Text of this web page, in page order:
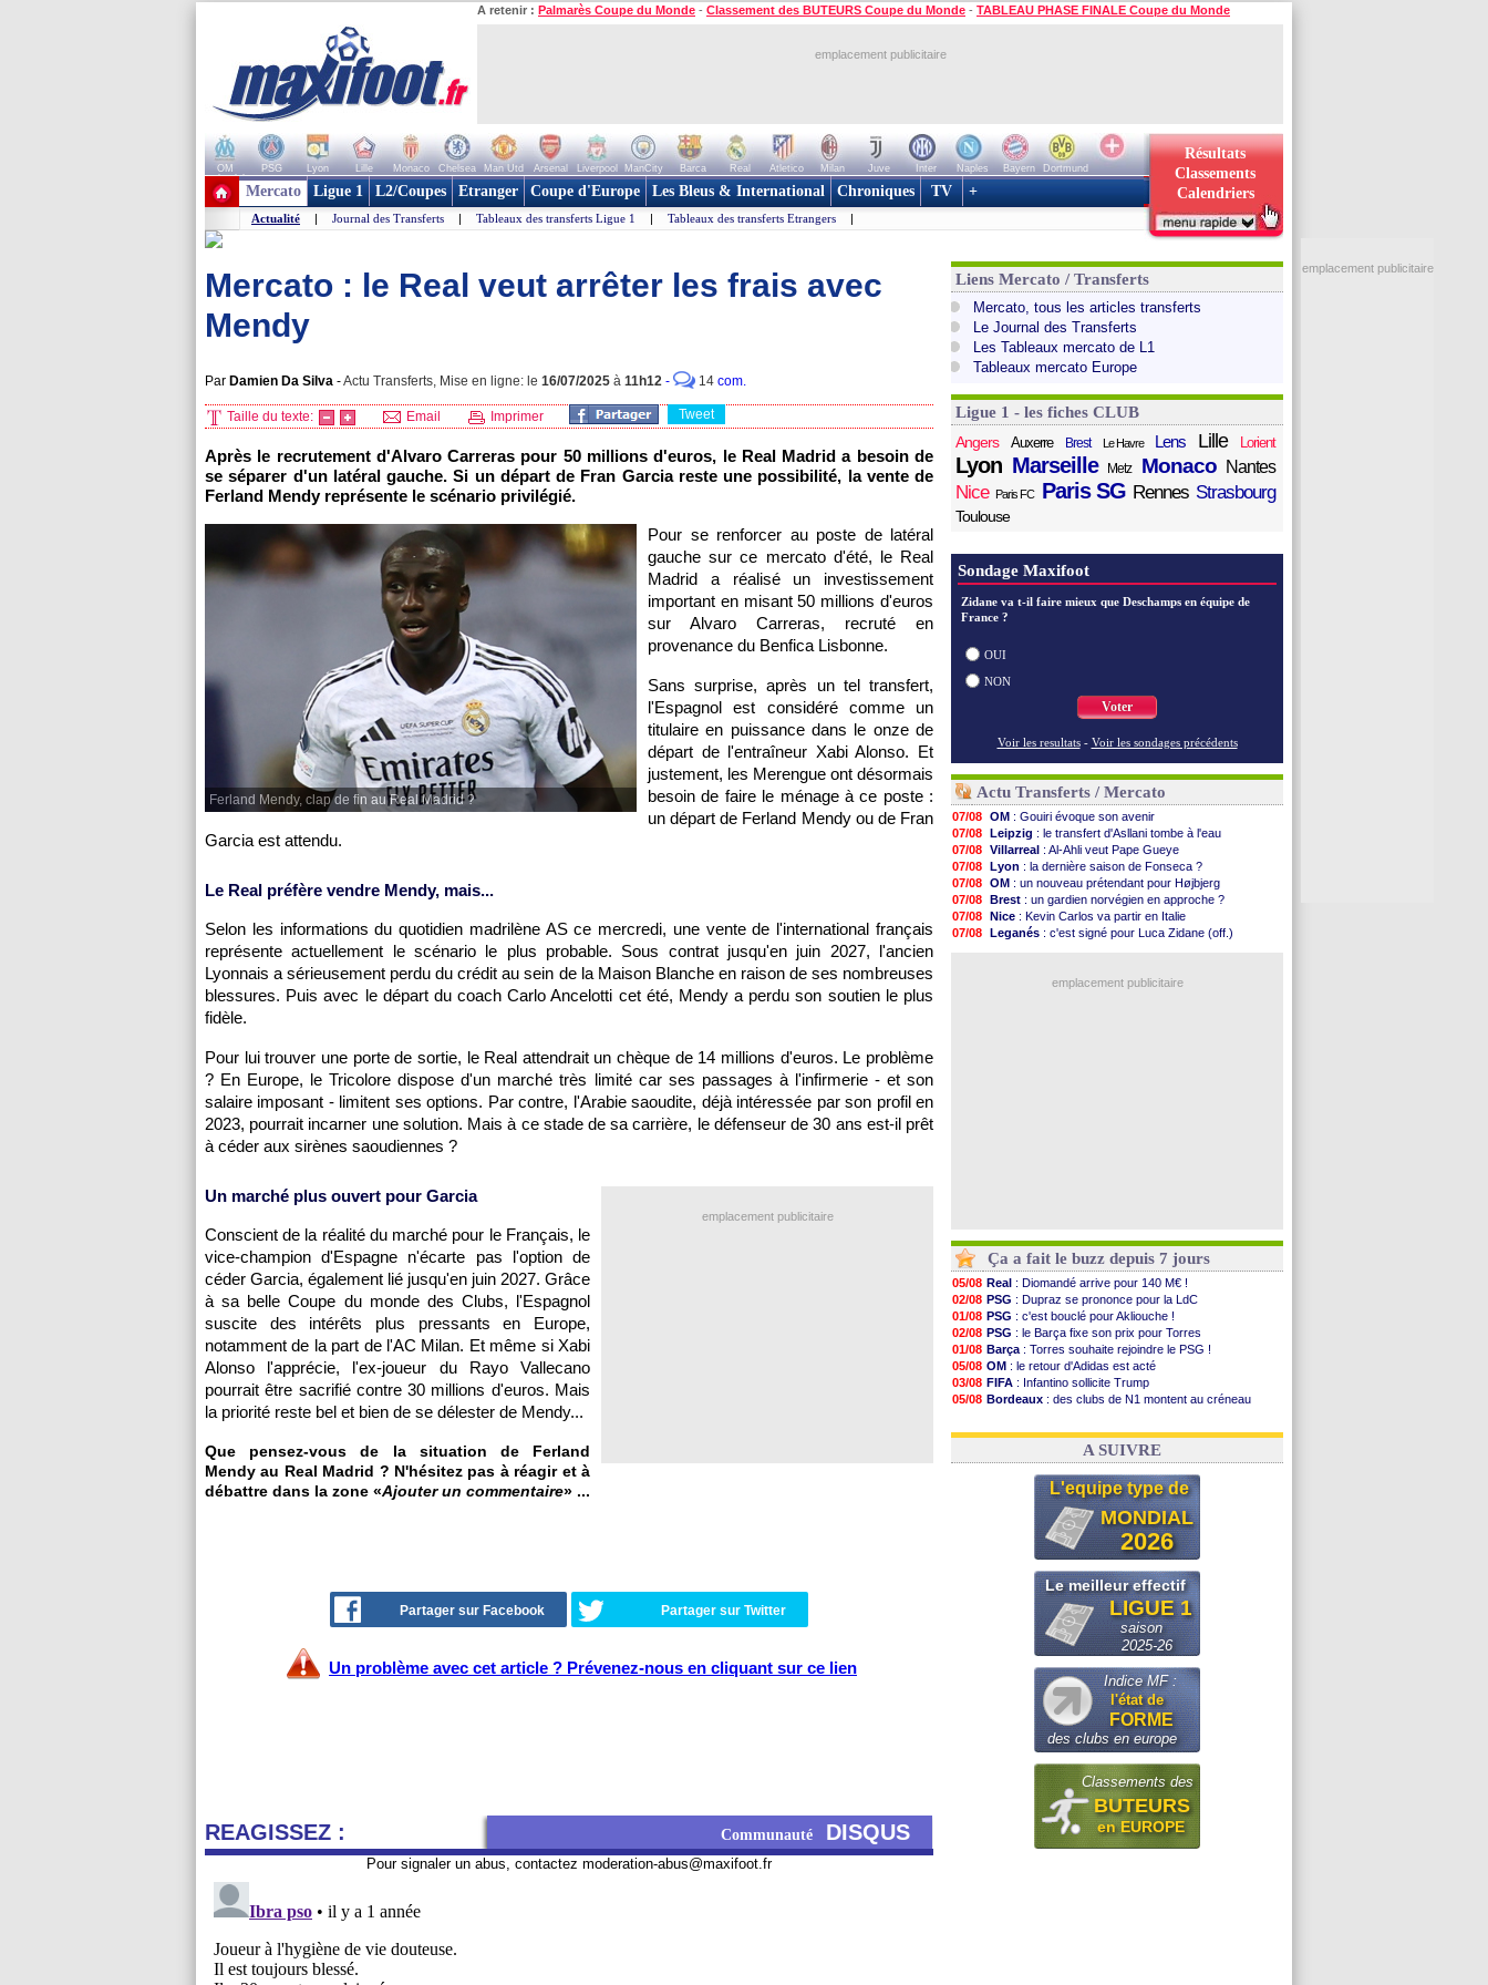
A retenir : Palmarès Coupe du Monde - Classement des BUTEURS Coupe du Monde - TABLEAU PHASE FINALE Coupe du Monde
emplacement publicitaire
OM PSG Lyon Lille Monaco Chelsea Man Utd Arsenal Liverpool ManCity Barca Real Atletico Milan Juve Inter Naples Bayern
Dortmund
+ de clubs
Résultats
Classements
Calendriers
Mercato Ligue 1 L2/Coupes Etranger Coupe d'Europe Les Bleus & International Chroniques TV +
Actualité | Journal des Transferts | Tableaux des transferts Ligue 1 | Tableaux des transferts Etrangers |
Mercato : le Real veut arrêter les frais avec
Mendy
Par Damien Da Silva -Actu Transferts, Mise en ligne: le 16/07/2025 à 11h12 - 14 com.
Taille du texte: Email Imprimer Tweet
Après le recrutement d'Alvaro Carreras pour 50 millions d'euros, le Real Madrid a besoin de
se séparer d'un latéral gauche. Si un départ de Fran Garcia reste une possibilité, la vente de
Ferland Mendy représente le scénario privilégié.
Ferland Mendy, clap de fin au Real Madrid ?
Pour se renforcer au poste de latéral
gauche sur ce mercato d'été, le Real
Madrid a réalisé un investissement
important en misant 50 millions d'euros
sur Alvaro Carreras, recruté en
provenance du Benfica Lisbonne.
Sans surprise, après un tel transfert,
l'Espagnol est considéré comme un
titulaire en puissance dans le onze de
départ de l'entraîneur Xabi Alonso. Et
justement, les Merengue ont désormais
besoin de faire le ménage à ce poste :
un départ de Ferland Mendy ou de Fran
Garcia est attendu.
Le Real préfère vendre Mendy, mais...
Selon les informations du quotidien madrilène AS ce mercredi, une vente de l'international français
représente actuellement le scénario le plus probable. Sous contrat jusqu'en juin 2027, l'ancien
Lyonnais a sérieusement perdu du crédit au sein de la Maison Blanche en raison de ses nombreuses
blessures. Puis avec le départ du coach Carlo Ancelotti cet été, Mendy a perdu son soutien le plus
fidèle.
Pour lui trouver une porte de sortie, le Real attendrait un chèque de 14 millions d'euros. Le problème
? En Europe, le Tricolore dispose d'un marché très limité car ses passages à l'infirmerie - et son
salaire imposant - limitent ses options. Par contre, l'Arabie saoudite, déjà intéressée par son profil en
2023, pourrait incarner une solution. Mais à ce stade de sa carrière, le défenseur de 30 ans est-il prêt
à céder aux sirènes saoudiennes ?
emplacement publicitaire
Un marché plus ouvert pour Garcia
Conscient de la réalité du marché pour le Français, le
vice-champion d'Espagne n'écarte pas l'option de
céder Garcia, également lié jusqu'en juin 2027. Grâce
à sa belle Coupe du monde des Clubs, l'Espagnol
suscite des intérêts plus pressants en Europe,
notamment de la part de l'AC Milan. Et même si Xabi
Alonso l'apprécie, l'ex-joueur du Rayo Vallecano
pourrait être sacrifié contre 30 millions d'euros. Mais
la priorité reste bel et bien de se délester de Mendy...
Que pensez-vous de la situation de Ferland
Mendy au Real Madrid ? N'hésitez pas à réagir et à
débattre dans la zone «Ajouter un commentaire» ...
Partager sur Facebook Partager sur Twitter
Un problème avec cet article ? Prévenez-nous en cliquant sur ce lien
REAGISSEZ : Communauté DISQUS
Pour signaler un abus, contactez moderation-abus@maxifoot.fr
Liens Mercato / Transferts
Mercato, tous les articles transferts
Le Journal des Transferts
Les Tableaux mercato de L1
Tableaux mercato Europe
Ligue 1 - les fiches CLUB
Angers
Auxerre Brest Le Havre Lens Lille Lorient
Lyon Marseille Metz Monaco Nantes
Nice Paris FC Paris SG Rennes Strasbourg
Toulouse
Sondage Maxifoot
Zidane va t-il faire mieux que Deschamps en équipe de
France ?
OUI
NON
Voter
Voir les resultats - Voir les sondages précédents
Actu Transferts / Mercato
07/08 OM : Gouiri évoque son avenir
07/08 Leipzig : le transfert d'Asllani tombe à l'eau
07/08 Villarreal : Al-Ahli veut Pape Gueye
07/08 Lyon : la dernière saison de Fonseca ?
07/08 OM : un nouveau prétendant pour Højbjerg
07/08 Brest : un gardien norvégien en approche ?
07/08 Nice : Kevin Carlos va partir en Italie
07/08 Leganés : c'est signé pour Luca Zidane (off.)
: Nsoki va signer en Croatie
emplacement publicitaire
Ça a fait le buzz depuis 7 jours
05/08 Real : Diomandé arrive pour 140 M€ !
02/08 PSG : Dupraz se prononce pour la LdC
01/08 PSG : c'est bouclé pour Akliouche !
02/08 PSG : le Barça fixe son prix pour Torres
01/08 Barça : Torres souhaite rejoindre le PSG !
05/08 OM : le retour d'Adidas est acté
03/08 FIFA : Infantino sollicite Trump
05/08 Bordeaux : des clubs de N1 montent au créneau
03/08 Real: le démenti de Leipzig pour Diomandé
A SUIVRE
L'equipe type de
MONDIAL
2026
Le meilleur effectif
LIGUE 1
saison
2025-26
Indice MF :
l'état de
FORME
des clubs en europe
Classements des
BUTEURS
en EUROPE
emplacement publicitaire